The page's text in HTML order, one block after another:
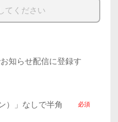
知らせ配信に登録す
）」なしで半角